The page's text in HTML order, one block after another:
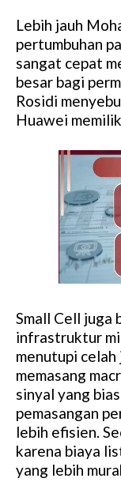
Lebih jauh
pertumbuhan
sangat cepat
besar bagi
Rosidi
Huawei
Small Cell juga
infrastruktur
menutupi
memasang
sinyal yang
pemasangan
lebih efisien.
karena biaya
yang lebih